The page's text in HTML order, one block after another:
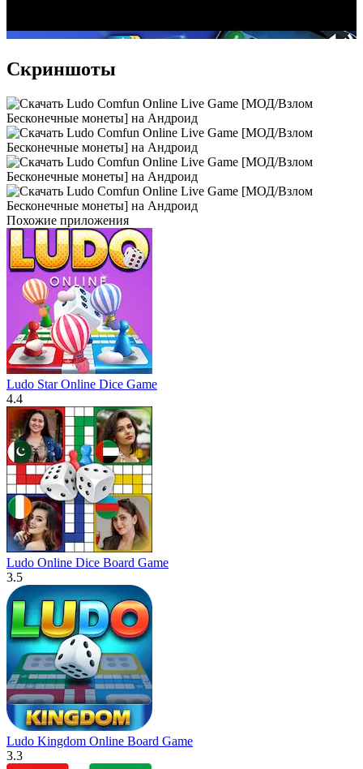
Скриншоты
Похожие приложения
Ludo Star Online Dice Game
4.4
Ludo Online Dice Board Game
3.5
Ludo Kingdom Online Board Game
3.3